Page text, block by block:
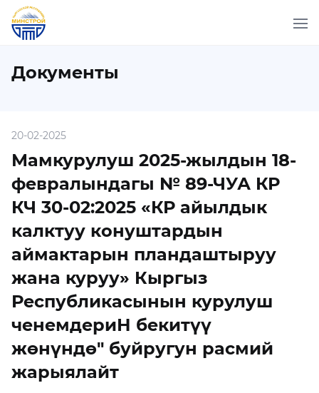
Документы
20-02-2025
Мамкурулуш 2025-жылдын 18-
февралындагы № 89-ЧУА КР
КЧ 30-02:2025 «КР айылдык
калктуу конуштардын
аймактарын пландаштыруу
жана куруу» Кыргыз
Республикасынын курулуш
ченемдериН бекитүү
жөнүндө" буйругун расмий
жарыялайт